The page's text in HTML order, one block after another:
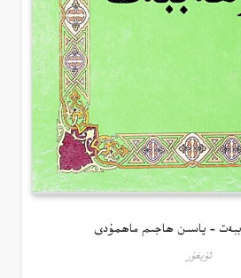
– ياسىن ھاجىم ماھمۇدى
ئۇيغۇر